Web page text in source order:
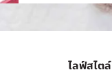
ไลฟ์สไตล์